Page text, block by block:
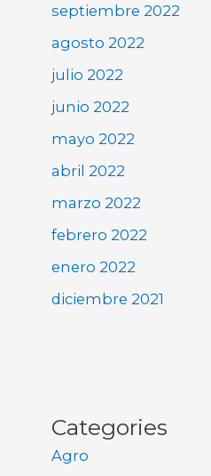
septiembre 2022
agosto 2022
julio 2022
junio 2022
mayo 2022
abril 2022
marzo 2022
febrero 2022
enero 2022
diciembre 2021
Categories
Agro